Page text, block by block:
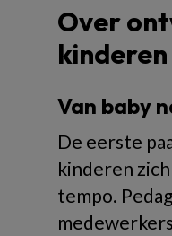
Over
kinderen
Van baby
De eerste
kinderen
tempo.